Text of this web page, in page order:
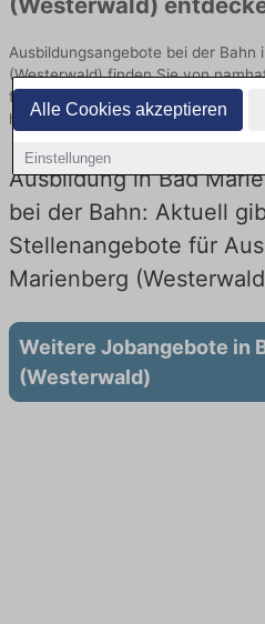
Alle Cookies akzeptieren
Einstellungen
Ausbildungsangebote bei der Bahn
(Westerwald) finden Sie von
freie Optionen von Top-
heute.
Ausbildung in Bad
bei der Bahn: Aktuell
Stellenangebote für
Marienberg
Weitere Jobangebote in
(Westerwald)